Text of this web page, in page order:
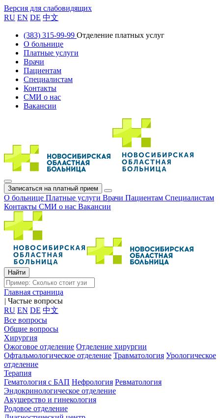
Версия для слабовидящих
RU EN DE 中文
(383) 315-99-99 Отделение платных услуг
О больнице
Платные услуги
Врачи
Пациентам
Специалистам
Контакты
СМИ о нас
Вакансии
Записаться на платный прием
О больнице Платные услуги Врачи Пациентам Специалистам
Контакты СМИ о нас Вакансии
Главная страница
| Частые вопросы
RU EN DE 中文
Все вопросы
Общие вопросы
Хирургия
Ожоговое отделение Отделение хирургии
Офтальмологическое отделение Травматология Урологическое
отделение
Терапия
Гематология с БАП Нефрология Ревматология
Эндокринологическое отделение
Акушерство и гинекология
Родовое отделение